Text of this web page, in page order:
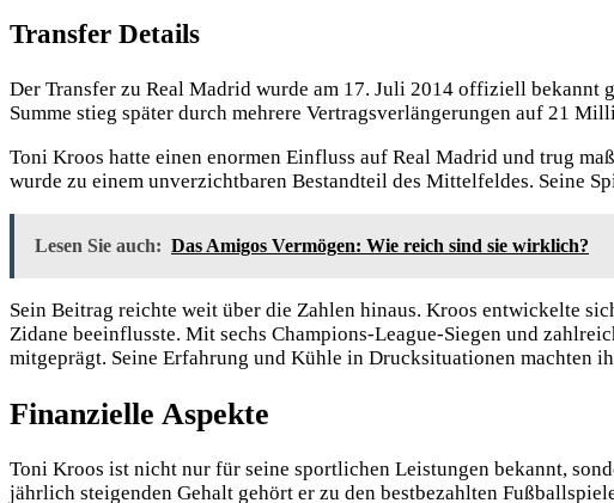
Transfer Details
Der Transfer zu Real Madrid wurde am 17. Juli 2014 offiziell bekannt
Summe stieg später durch mehrere Vertragsverlängerungen auf 21
Toni Kroos hatte einen enormen Einfluss auf Real Madrid und trug
wurde zu einem unverzichtbaren Bestandteil des Mittelfeldes. Seine
Lesen Sie auch: Das Amigos Vermögen: Wie reich sind sie wirklich?
Sein Beitrag reichte weit über die Zahlen hinaus. Kroos entwickelte
Zidane beeinflusste. Mit sechs Champions-League-Siegen und
mitgeprägt. Seine Erfahrung und Kühle in Drucksituationen machten
Finanzielle Aspekte
Toni Kroos ist nicht nur für seine sportlichen Leistungen bekannt,
jährlich steigenden Gehalt gehört er zu den bestbezahlten